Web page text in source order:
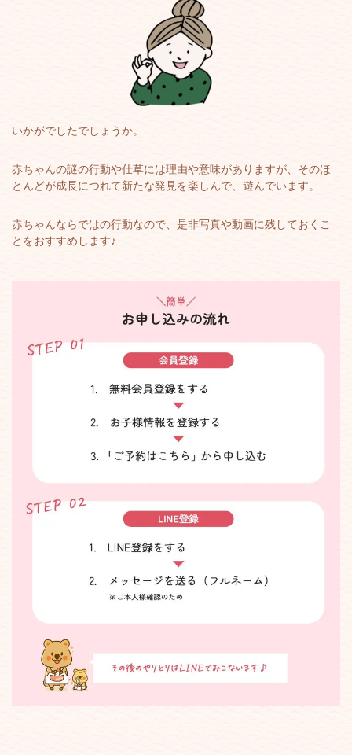
いかがでしたでしょうか。
赤ちゃんの謎の行動や仕草には理由や意味がありますが、そのほ
とんどが成長につれて新たな発見を楽しんで、遊んでいます。
赤ちゃんならではの行動なので、是非写真や動画に残しておくこ
とをおすすめします♪